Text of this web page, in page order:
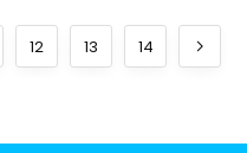
12 13 14